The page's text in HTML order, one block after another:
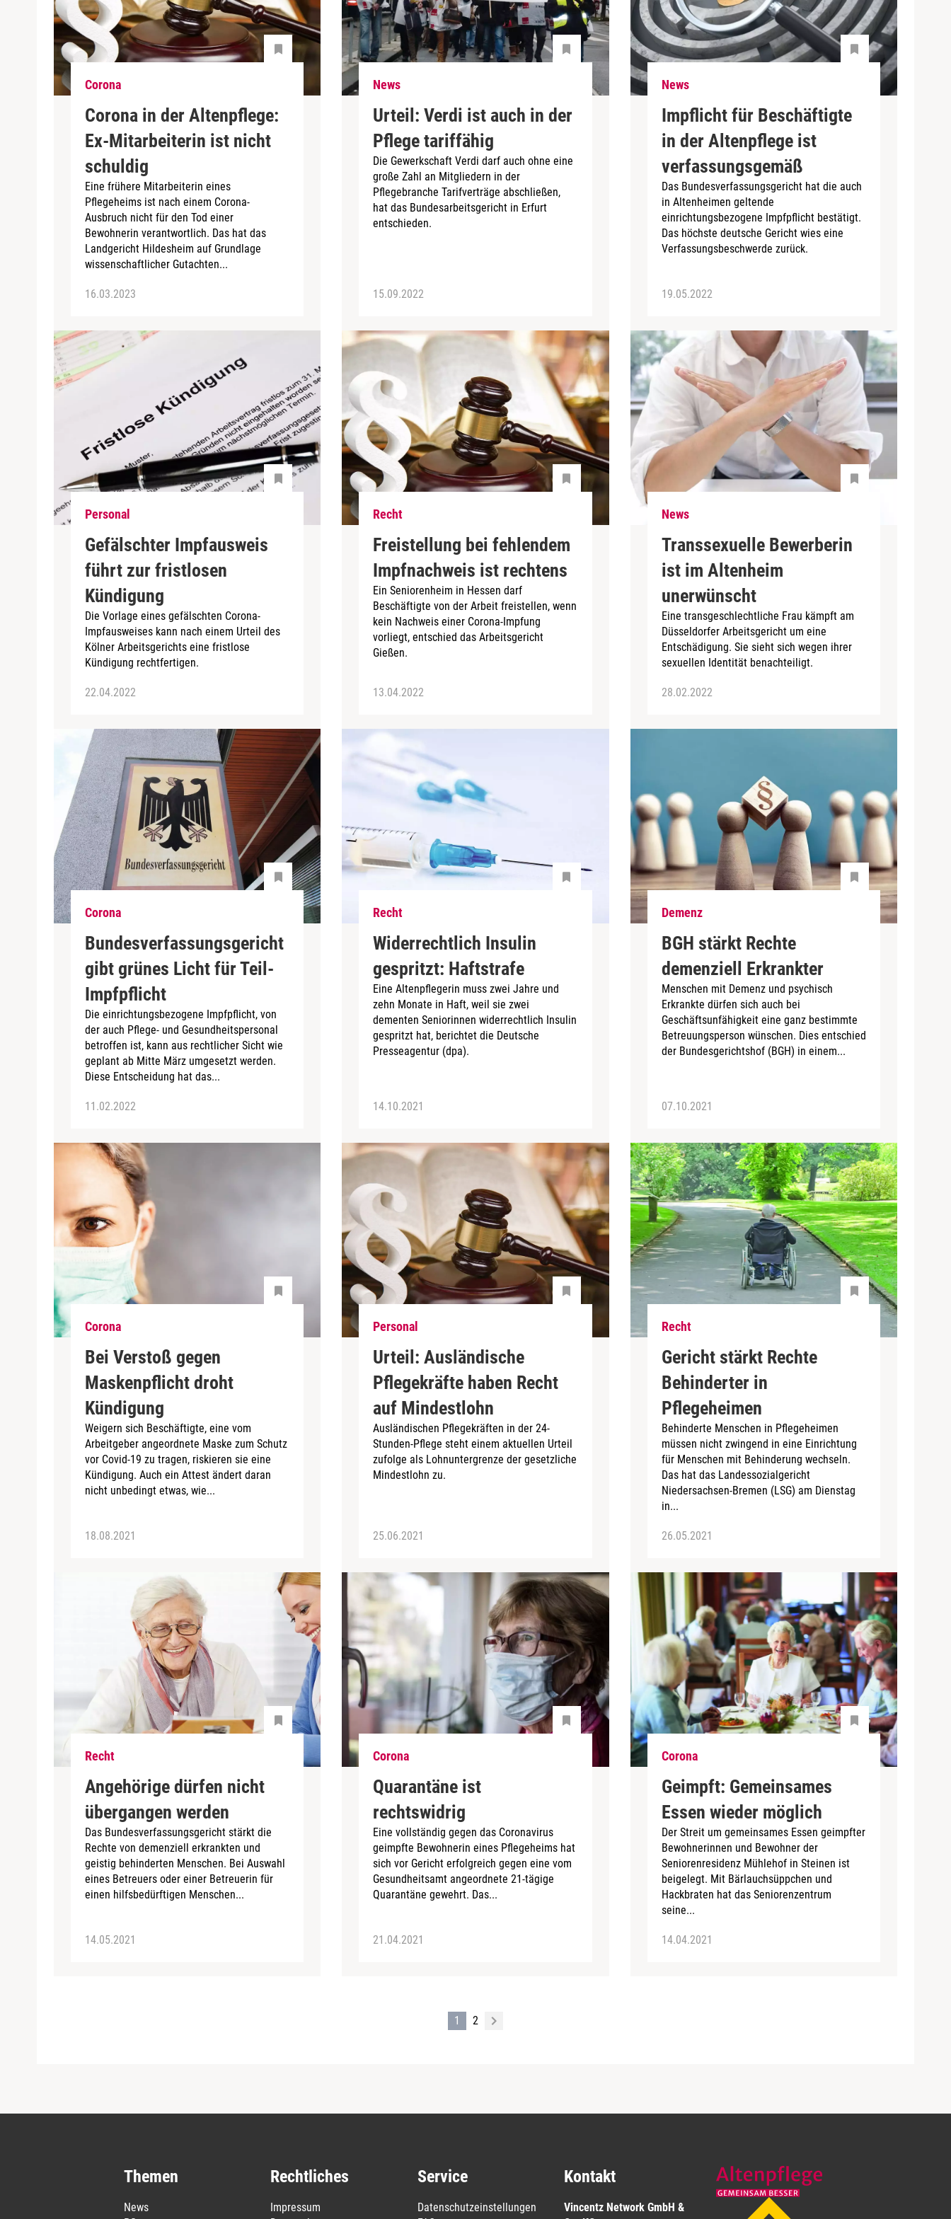
Corona
Corona in der Altenpflege:
Ex-Mitarbeiterin ist nicht
schuldig
Eine frühere Mitarbeiterin eines
Pflegeheims ist nach einem Corona-
Ausbruch nicht für den Tod einer
Bewohnerin verantwortlich. Das hat das
Landgericht Hildesheim auf Grundlage
wissenschaftlicher Gutachten...
16.03.2023
News
Urteil: Verdi ist auch in der
Pflege tariffähig
Die Gewerkschaft Verdi darf auch ohne eine
große Zahl an Mitgliedern in der
Pflegebranche Tarifverträge abschließen,
hat das Bundesarbeitsgericht in Erfurt
entschieden.
15.09.2022
News
Impflicht für Beschäftigte
in der Altenpflege ist
verfassungsgemäß
Das Bundesverfassungsgericht hat die auch
in Altenheimen geltende
einrichtungsbezogene Impfpflicht bestätigt.
Das höchste deutsche Gericht wies eine
Verfassungsbeschwerde zurück.
19.05.2022
Personal
Gefälschter Impfausweis
führt zur fristlosen
Kündigung
Die Vorlage eines gefälschten Corona-
Impfausweises kann nach einem Urteil des
Kölner Arbeitsgerichts eine fristlose
Kündigung rechtfertigen.
22.04.2022
Recht
Freistellung bei fehlendem
Impfnachweis ist rechtens
Ein Seniorenheim in Hessen darf
Beschäftigte von der Arbeit freistellen, wenn
kein Nachweis einer Corona-Impfung
vorliegt, entschied das Arbeitsgericht
Gießen.
13.04.2022
News
Transsexuelle Bewerberin
ist im Altenheim
unerwünscht
Eine transgeschlechtliche Frau kämpft am
Düsseldorfer Arbeitsgericht um eine
Entschädigung. Sie sieht sich wegen ihrer
sexuellen Identität benachteiligt.
28.02.2022
Corona
Bundesverfassungsgericht
gibt grünes Licht für Teil-
Impfpflicht
Die einrichtungsbezogene Impfpflicht, von
der auch Pflege- und Gesundheitspersonal
betroffen ist, kann aus rechtlicher Sicht wie
geplant ab Mitte März umgesetzt werden.
Diese Entscheidung hat das...
11.02.2022
Recht
Widerrechtlich Insulin
gespritzt: Haftstrafe
Eine Altenpflegerin muss zwei Jahre und
zehn Monate in Haft, weil sie zwei
dementen Seniorinnen widerrechtlich Insulin
gespritzt hat, berichtet die Deutsche
Presseagentur (dpa).
14.10.2021
Demenz
BGH stärkt Rechte
demenziell Erkrankter
Menschen mit Demenz und psychisch
Erkrankte dürfen sich auch bei
Geschäftsunfähigkeit eine ganz bestimmte
Betreuungsperson wünschen. Dies entschied
der Bundesgerichtshof (BGH) in einem...
07.10.2021
Corona
Bei Verstoß gegen
Maskenpflicht droht
Kündigung
Weigern sich Beschäftigte, eine vom
Arbeitgeber angeordnete Maske zum Schutz
vor Covid-19 zu tragen, riskieren sie eine
Kündigung. Auch ein Attest ändert daran
nicht unbedingt etwas, wie...
18.08.2021
Personal
Urteil: Ausländische
Pflegekräfte haben Recht
auf Mindestlohn
Ausländischen Pflegekräften in der 24-
Stunden-Pflege steht einem aktuellen Urteil
zufolge als Lohnuntergrenze der gesetzliche
Mindestlohn zu.
25.06.2021
Recht
Gericht stärkt Rechte
Behinderter in
Pflegeheimen
Behinderte Menschen in Pflegeheimen
müssen nicht zwingend in eine Einrichtung
für Menschen mit Behinderung wechseln.
Das hat das Landessozialgericht
Niedersachsen-Bremen (LSG) am Dienstag
in...
26.05.2021
Recht
Angehörige dürfen nicht
übergangen werden
Das Bundesverfassungsgericht stärkt die
Rechte von demenziell erkrankten und
geistig behinderten Menschen. Bei Auswahl
eines Betreuers oder einer Betreuerin für
einen hilfsbedürftigen Menschen...
14.05.2021
Corona
Quarantäne ist
rechtswidrig
Eine vollständig gegen das Coronavirus
geimpfte Bewohnerin eines Pflegeheims hat
sich vor Gericht erfolgreich gegen eine vom
Gesundheitsamt angeordnete 21-tägige
Quarantäne gewehrt. Das...
21.04.2021
Corona
Geimpft: Gemeinsames
Essen wieder möglich
Der Streit um gemeinsames Essen geimpfter
Bewohnerinnen und Bewohner der
Seniorenresidenz Mühlehof in Steinen ist
beigelegt. Mit Bärlauchsüppchen und
Hackbraten hat das Seniorenzentrum
seine...
14.04.2021
1 2
Themen
News
Rechtliches
Impressum
Service
Datenschutzeinstellungen
Kontakt
Vincentz Network GmbH &